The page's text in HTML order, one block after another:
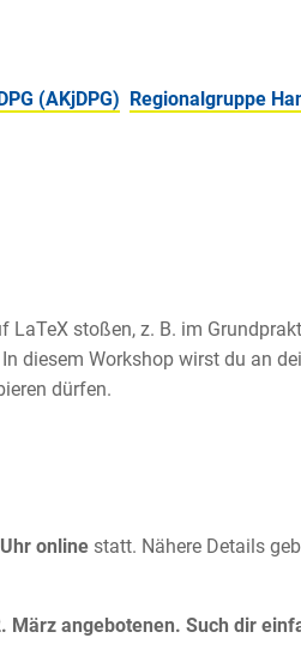
(AKjDPG) Regionalgruppe
stoßen, z. B. im
diesem Workshop wirst du an
dürfen.
online statt. Nähere Details
März angebotenen. Such dir